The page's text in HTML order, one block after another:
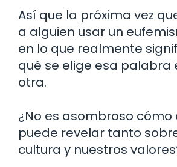
Así que la próxima vez
a alguien usar un
en lo que realmente
qué se elige esa palabra
otra.
¿No es asombroso cómo
puede revelar tanto
cultura y nuestros